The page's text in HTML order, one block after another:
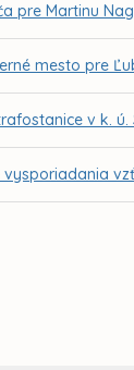
pre Martinu
mesto pre
v k. ú.